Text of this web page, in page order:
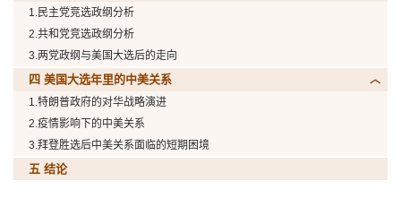
1.民主党竞选政纲分析
2.共和党竞选政纲分析
3.两党政纲与美国大选后的走向
四 美国大选年里的中美关系
1.特朗普政府的对华战略演进
2.疫情影响下的中美关系
3.拜登胜选后中美关系面临的短期困境
五 结论